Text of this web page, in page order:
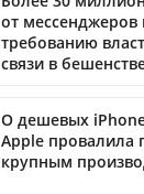
от мессенджеров
требованию
связи в
О дешевых
Apple провалила
крупным